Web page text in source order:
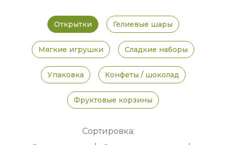
Открытки Гелиевые шары
Мягкие игрушки Сладкие наборы
Упаковка Конфеты / шоколад
Фруктовые корзины
Сортировка: